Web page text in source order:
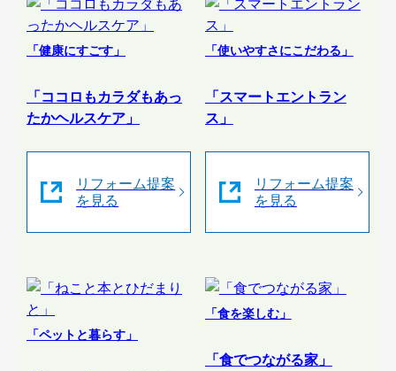
「健康にすごす」
「ココロもカラダもあっ
たかヘルスケア」
リフォーム提案
を見る
「使いやすさにこだわる」
「スマートエントラン
ス」
リフォーム提案
を見る
「ペットと暮らす」
「食を楽しむ」
「食でつながる家」